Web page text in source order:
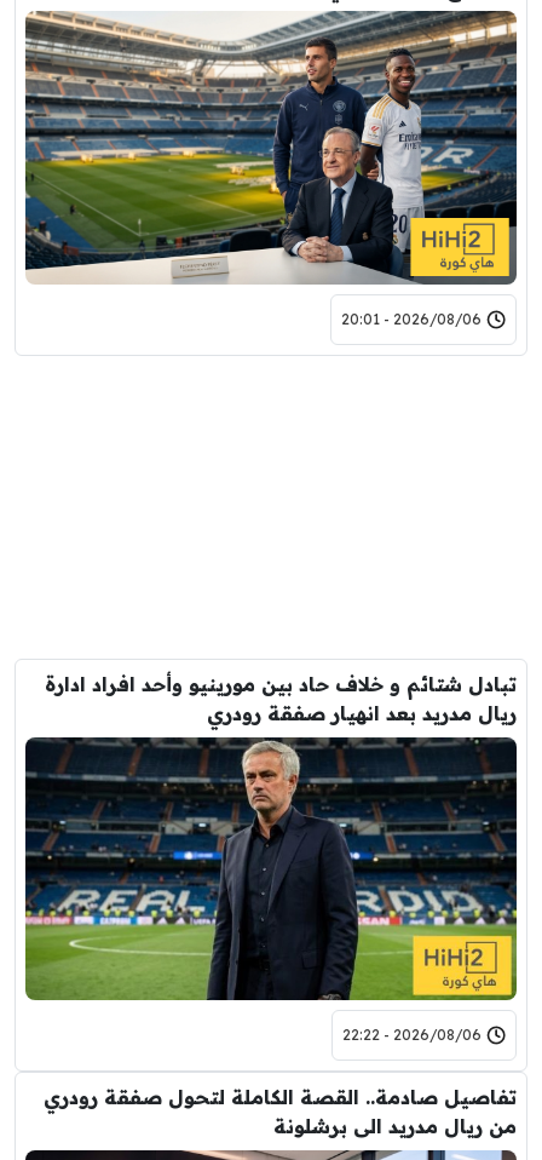
2026/08/06 - 20:01
تبادل شتائم و خلاف حاد بين مورينيو وأحد افراد ادارة
ريال مدريد بعد انهيار صفقة رودري
2026/08/06 - 22:22
تفاصيل صادمة.. القصة الكاملة لتحول صفقة رودري
من ريال مدريد الى برشلونة